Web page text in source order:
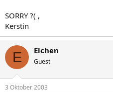
SORRY ?( ,
Kerstin
E Elchen
Guest
3 Oktober 2003